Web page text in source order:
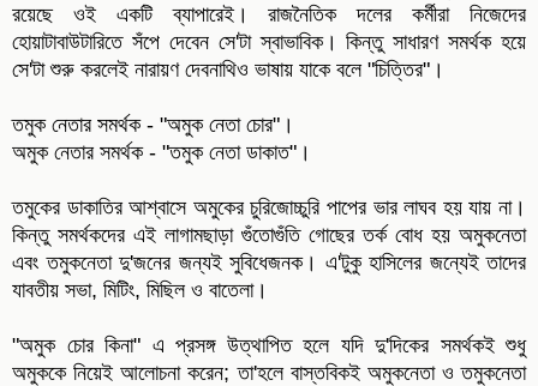
রয়েছে ওই একটি ব্যাপারেই। রাজনৈতিক দলের কর্মীরা নিজেদের
হোয়াটাবাউটারিতে সঁপে দেবেন সে'টা স্বাভাবিক। কিন্তু সাধারণ সমর্থক হয়ে
সে'টা শুরু করলেই নারায়ণ দেবনাথিও ভাষায় যাকে বলে "চিত্তির"।
তমুক নেতার সমর্থক - "অমুক নেতা চোর"।
অমুক নেতার সমর্থক - "তমুক নেতা ডাকাত"।
তমুকের ডাকাতির আশ্বাসে অমুকের চুরিজোচ্চুরি পাপের ভার লাঘব হয় যায় না।
কিন্তু সমর্থকদের এই লাগামছাড়া গুঁতোগুঁতি গোছের তর্ক বোধ হয় অমুকনেতা
এবং তমুকনেতা দু'জনের জন্যই সুবিধেজনক। এ'টুকু হাসিলের জন্যেই তাদের
যাবতীয় সভা, মিটিং, মিছিল ও বাতেলা।
"অমুক চোর কিনা" এ প্রসঙ্গ উত্থাপিত হলে যদি দু'দিকের সমর্থকই শুধু
অমুককে নিয়েই আলোচনা করেন; তা'হলে বাস্তবিকই অমুকনেতা ও তমুকনেতা